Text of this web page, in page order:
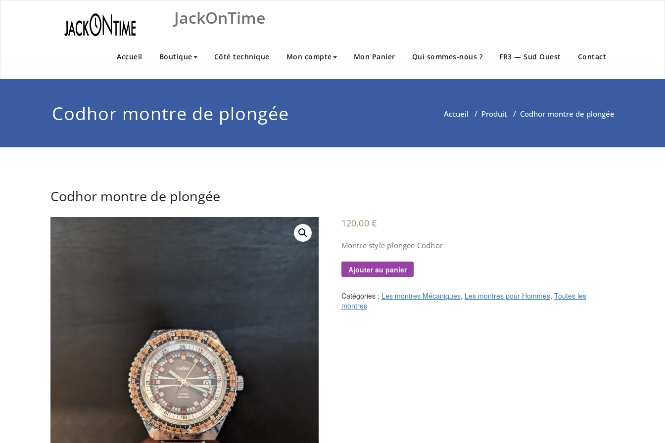
JackOnTime
Accueil Boutique Côté technique Mon compte Mon Panier Qui sommes-nous ? FR3 — Sud Ouest Contact
Codhor montre de plongée Accueil / Produit / Codhor montre de plongée
Codhor montre de plongée
120.00€
Montre style plongée Codhor
Ajouter au panier
Catégories : Les montres Mécaniques, Les montres pour Hommes, Toutes les
montres